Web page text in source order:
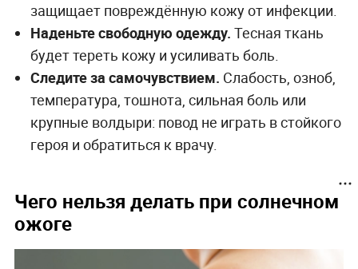
защищает повреждённую кожу от инфекции.
Наденьте свободную одежду. Тесная ткань
будет тереть кожу и усиливать боль.
Следите за самочувствием. Слабость, озноб,
температура, тошнота, сильная боль или
крупные волдыри: повод не играть в стойкого
героя и обратиться к врачу.
Чего нельзя делать при солнечном
ожоге